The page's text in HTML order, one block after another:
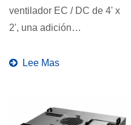
ventilador EC / DC de 4' x
2', una adición
línea...Lee Mas